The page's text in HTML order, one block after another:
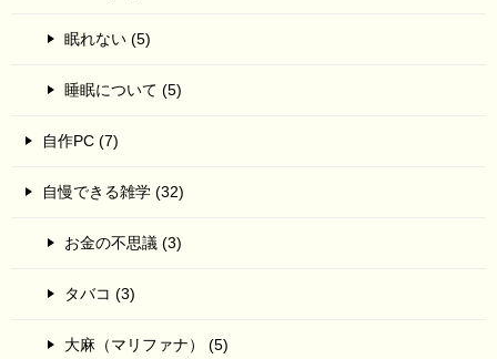
眠れない (5)
睡眠について (5)
自作PC (7)
自慢できる雑学 (32)
お金の不思議 (3)
タバコ (3)
大麻（マリファナ） (5)